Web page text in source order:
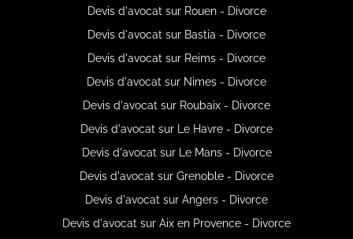
Devis d'avocat sur Rouen - Divorce
Devis d'avocat sur Bastia - Divorce
Devis d'avocat sur Reims - Divorce
Devis d'avocat sur Nimes - Divorce
Devis d'avocat sur Roubaix - Divorce
Devis d'avocat sur Le Havre - Divorce
Devis d'avocat sur Le Mans - Divorce
Devis d'avocat sur Grenoble - Divorce
Devis d'avocat sur Angers - Divorce
Devis d'avocat sur Aix en Provence - Divorce